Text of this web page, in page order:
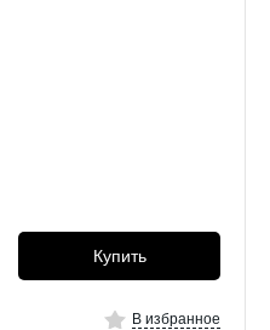
Купить
В избранное